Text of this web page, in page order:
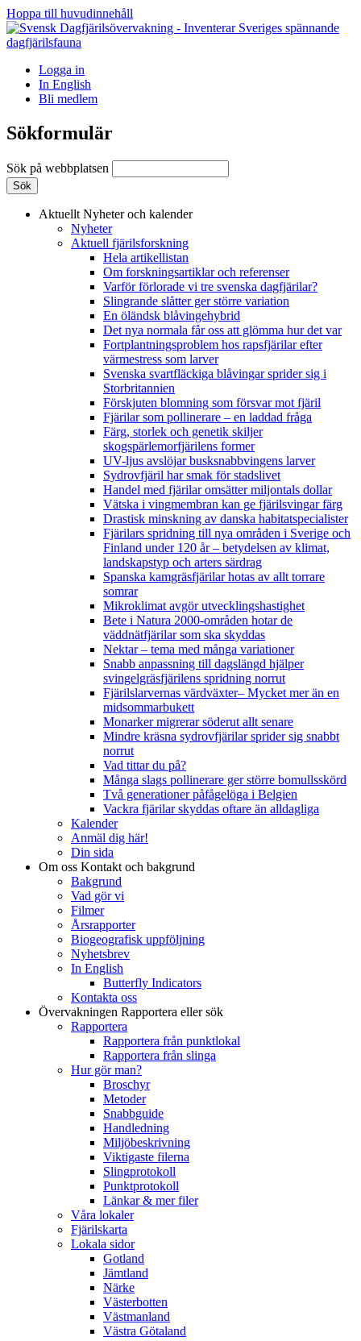
Hoppa till huvudinnehåll
Logga in
In English
Bli medlem
Sökformulär
Sök på webbplatsen
Aktuellt Nyheter och kalender
Nyheter
Aktuell fjärilsforskning
Hela artikellistan
Om forskningsartiklar och referenser
Varför förlorade vi tre svenska dagfjärilar?
Slingrande slåtter ger större variation
En öländsk blåvingehybrid
Det nya normala får oss att glömma hur det var
Fortplantningsproblem hos rapsfjärilar efter
värmestress som larver
Svenska svartfläckiga blåvingar sprider sig i
Storbritannien
Förskjuten blomning som försvar mot fjäril
Fjärilar som pollinerare – en laddad fråga
Färg, storlek och genetik skiljer
skogspärlemorfjärilens former
UV-ljus avslöjar busksnabbvingens larver
Sydrovfjäril har smak för stadslivet
Handel med fjärilar omsätter miljontals dollar
Vätska i vingmembran kan ge fjärilsvingar färg
Drastisk minskning av danska habitatspecialister
Fjärilars spridning till nya områden i Sverige och
Finland under 120 år– betydelsen av klimat,
landskapstyp och arters särdrag
Spanska kamgräsfjärilar hotas av allt torrare
somrar
Mikroklimat avgör utvecklingshastighet
Bete i Natura 2000-områden hotar de
väddnätfjärilar som ska skyddas
Nektar – tema med många variationer
Snabb anpassning till dagslängd hjälper
svingelgräsfjärilens spridning norrut
Fjärilslarvernas värdväxter– Mycket mer än en
midsommarbukett
Monarker migrerar söderut allt senare
Mindre kräsna sydrovfjärilar sprider sig snabbt
norrut
Vad tittar du på?
Många slags pollinerare ger större bomullsskörd
Två generationer påfågelöga i Belgien
Vackra fjärilar skyddas oftare än alldagliga
Kalender
Anmäl dig här!
Din sida
Om oss Kontakt och bakgrund
Bakgrund
Vad gör vi
Filmer
Årsrapporter
Biogeografisk uppföljning
Nyhetsbrev
In English
Butterfly Indicators
Kontakta oss
Övervakningen Rapportera eller sök
Rapportera
Rapportera från punktlokal
Rapportera från slinga
Hur gör man?
Broschyr
Metoder
Snabbguide
Handledning
Miljöbeskrivning
Viktigaste filerna
Slingprotokoll
Punktprotokoll
Länkar & mer filer
Våra lokaler
Fjärilskarta
Lokala sidor
Gotland
Jämtland
Närke
Västerbotten
Västmanland
Västra Götaland